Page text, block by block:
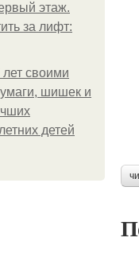
этаж.
за лифт:
своими
шишек и
детей